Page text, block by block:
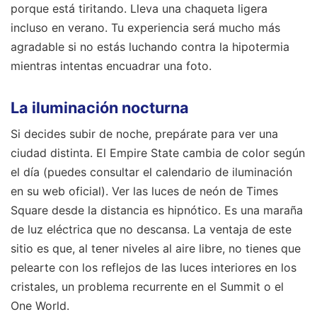
porque está tiritando. Lleva una chaqueta ligera
incluso en verano. Tu experiencia será mucho más
agradable si no estás luchando contra la hipotermia
mientras intentas encuadrar una foto.
La iluminación nocturna
Si decides subir de noche, prepárate para ver una
ciudad distinta. El Empire State cambia de color según
el día (puedes consultar el calendario de iluminación
en su web oficial). Ver las luces de neón de Times
Square desde la distancia es hipnótico. Es una maraña
de luz eléctrica que no descansa. La ventaja de este
sitio es que, al tener niveles al aire libre, no tienes que
pelearte con los reflejos de las luces interiores en los
cristales, un problema recurrente en el Summit o el
One World.